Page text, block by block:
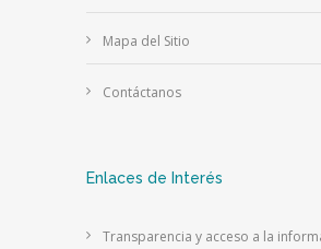
Mapa del Sitio
Contáctanos
Enlaces de Interés
Transparencia y acceso a la